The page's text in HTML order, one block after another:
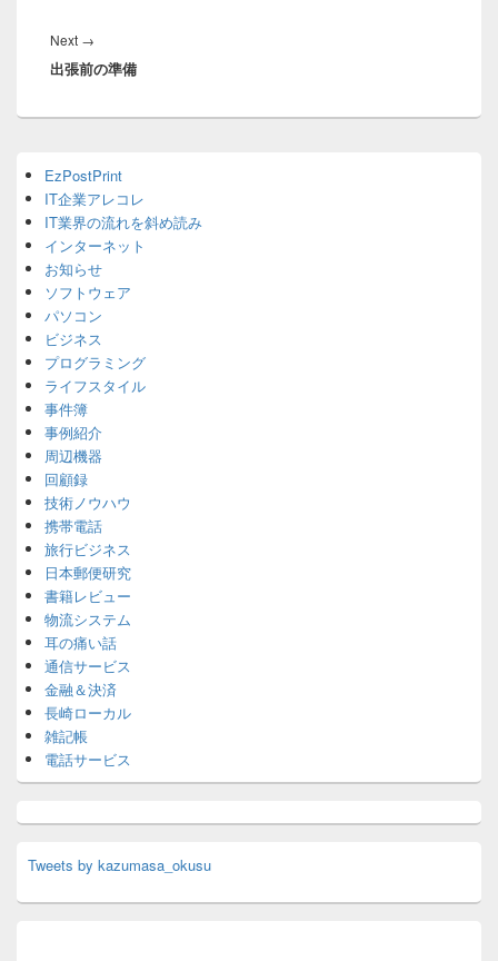
ゲ
ー
シ
Next →
post:
出張前の準備
Sidebar
Widget
Area
EzPostPrint
IT企業アレコレ
IT業界の流れを斜め読み
インターネット
お知らせ
ソフトウェア
パソコン
ビジネス
プログラミング
ライフスタイル
事件簿
事例紹介
周辺機器
回顧録
技術ノウハウ
携帯電話
旅行ビジネス
日本郵便研究
書籍レビュー
物流システム
耳の痛い話
通信サービス
金融＆決済
長崎ローカル
雑記帳
電話サービス
Tweets by kazumasa_okusu